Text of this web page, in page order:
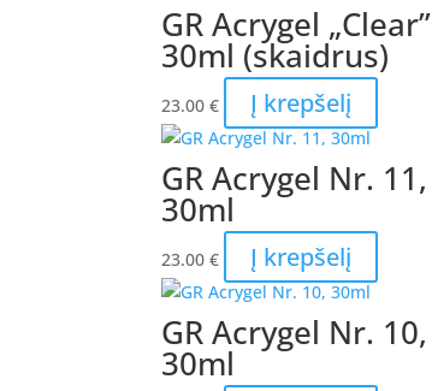
GR Acrygel „Clear”
30ml (skaidrus)
23.00€ Į krepšelį
GR Acrygel Nr. 11,
30ml
23.00€ Į krepšelį
GR Acrygel Nr. 10,
30ml